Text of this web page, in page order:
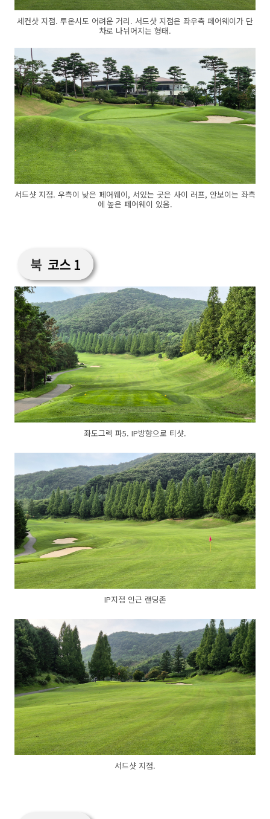
세컨샷 지점. 투온시도 어려운 거리. 서드샷 지점은 좌우측 페어웨이가 단
차로 나뉘어지는 형태.
서드샷 지점. 우측이 낮은 페어웨이, 서있는 곳은 사이 러프, 안보이는 좌측
에 높은 페어웨이 있음.
북 코스 1
좌도그렉 파5. IP방향으로 티샷.
IP지점 인근 랜딩존
서드샷 지점.